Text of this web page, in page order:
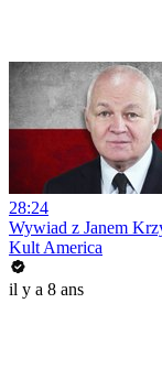
28:24
Wywiad z Janem
Kult America
il y a 8 ans